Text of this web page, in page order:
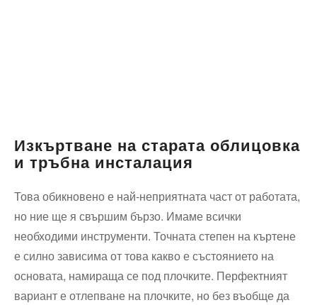
Изкъртване на старата облицовка
и тръбна инсталация
Това обикновено е най-неприятната част от работата,
но ние ще я свършим бързо. Имаме всички
необходими инструменти. Точната степен на къртене
е силно зависима от това какво е състоянието на
основата, намираща се под плочките. Перфектният
вариант е отлепване на плочките, но без въобще да